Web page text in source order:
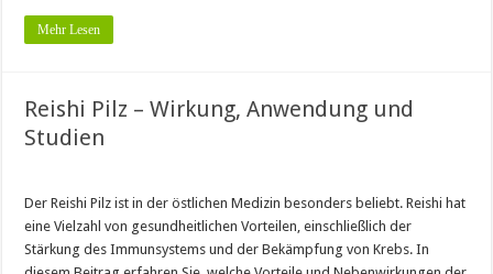
Mehr Lesen
Reishi Pilz – Wirkung, Anwendung und
Studien
Der Reishi Pilz ist in der östlichen Medizin besonders beliebt. Reishi hat
eine Vielzahl von gesundheitlichen Vorteilen, einschließlich der
Stärkung des Immunsystems und der Bekämpfung von Krebs. In